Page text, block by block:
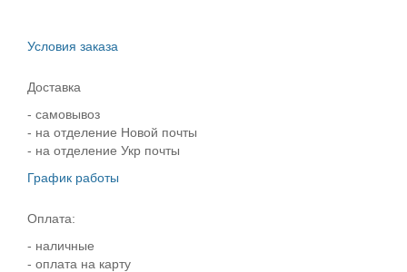
Условия заказа
Доставка
- самовывоз
- на отделение Новой почты
- на отделение Укр почты
График работы
Оплата:
- наличные
- оплата на карту